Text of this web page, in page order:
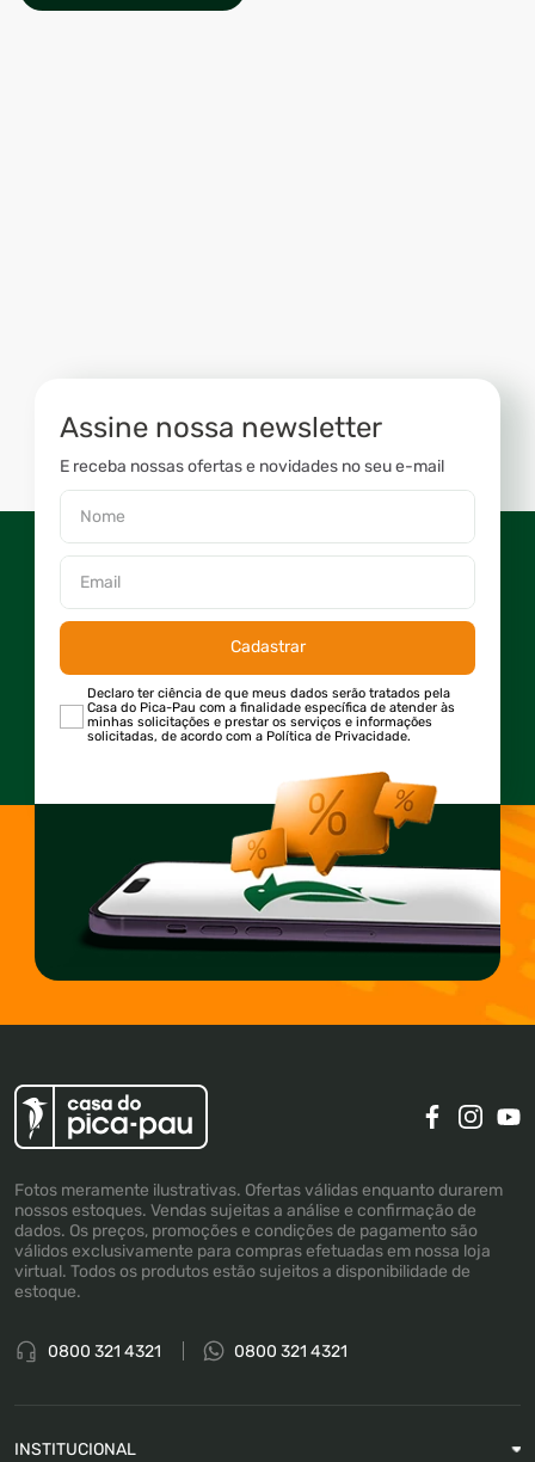
Assine nossa newsletter
E receba nossas ofertas e novidades no seu e-mail
Cadastrar
Declaro ter ciência de que meus dados serão tratados pela
Casa do Pica-Pau com a finalidade específica de atender às
minhas solicitações e prestar os serviços e informações
solicitadas, de acordo com a Política de Privacidade.
Fotos meramente ilustrativas. Ofertas válidas enquanto durarem
nossos estoques. Vendas sujeitas a análise e confirmação de
dados. Os preços, promoções e condições de pagamento são
válidos exclusivamente para compras efetuadas em nossa loja
virtual. Todos os produtos estão sujeitos a disponibilidade de
estoque.
0800 321 4321 0800 321 4321
INSTITUCIONAL